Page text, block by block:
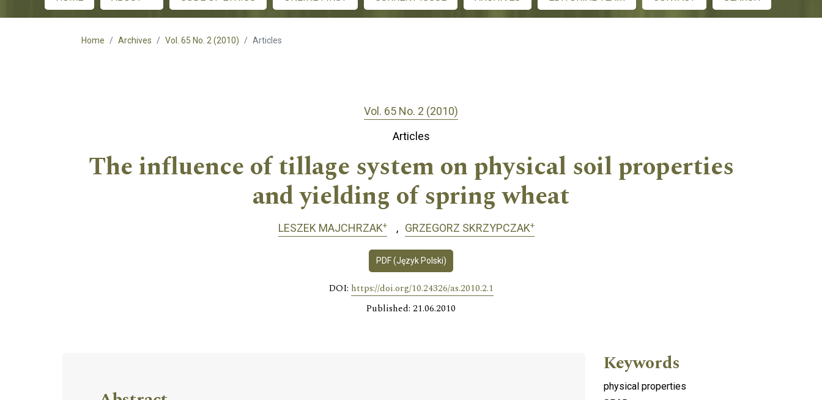
Main menu
Home Archives Vol. 65 No. 2 (2010) Articles
Vol. 65 No. 2 (2010)
Articles
The influence of tillage system on physical soil properties
and yielding of spring wheat
LESZEK MAJCHRZAK+ GRZEGORZ SKRZYPCZAK+
PDF (Język Polski)
DOI: https://doi.org/10.24326/as.2010.2.1
Published: 21.06.2010
Keywords
physical properties